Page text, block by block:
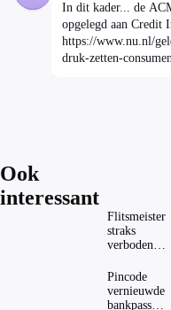
In dit kader... de
opgelegd aan Credit
https://www.nu.nl/
druk-zetten-
Ook
interessant
Flitsmeister
straks
verboden?
regels in
Nederland
en het
Pincode
vernieuwde
bankpassen